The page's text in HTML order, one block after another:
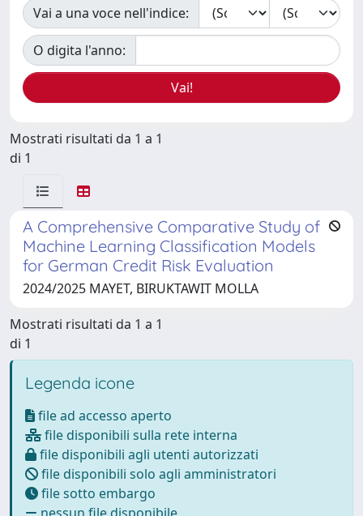
Vai a una voce nell'indice:
O digita l'anno:
Mostrati risultati da 1 a 1
di 1
A Comprehensive Comparative Study of
Machine Learning Classification Models
for German Credit Risk Evaluation
2024/2025 MAYET, BIRUKTAWIT MOLLA
Mostrati risultati da 1 a 1
di 1
Legenda icone
file ad accesso aperto
file disponibili sulla rete interna
file disponibili agli utenti autorizzati
file disponibili solo agli amministratori
file sotto embargo